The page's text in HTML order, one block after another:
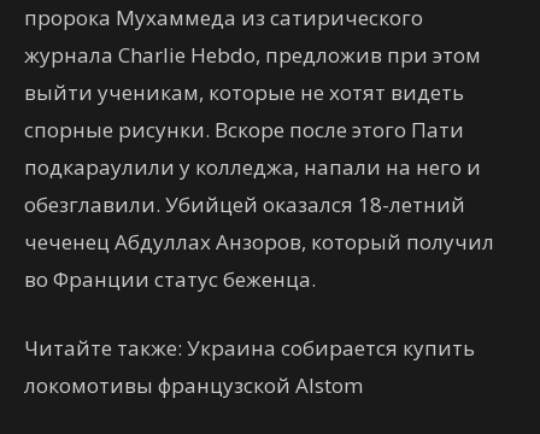
пророка Мухаммеда из сатирического
журнала Charlie Hebdo, предложив при этом
выйти ученикам, которые не хотят видеть
спорные рисунки. Вскоре после этого Пати
подкараулили у колледжа, напали на него и
обезглавили. Убийцей оказался 18-летний
чеченец Абдуллах Анзоров, который получил
во Франции статус беженца.
Читайте также: Украина собирается купить
локомотивы французской Alstom